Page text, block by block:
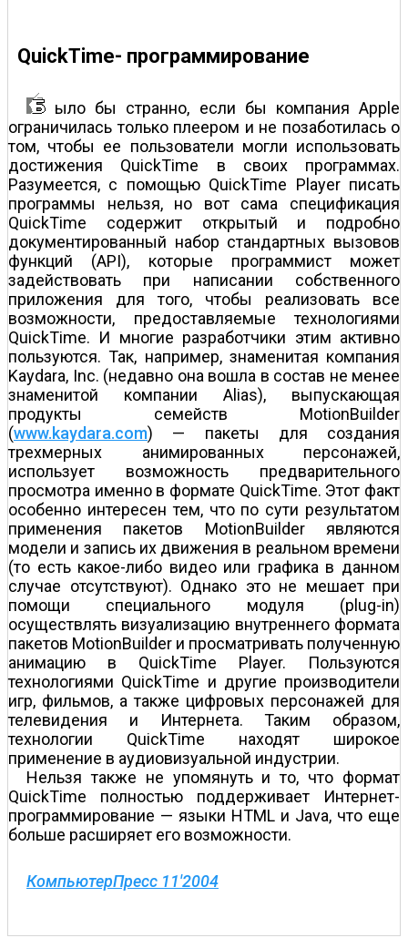
QuickTime- программирование
ыло бы странно, если бы компания Apple
ограничилась только плеером и не позаботилась о
том, чтобы ее пользователи могли использовать
достижения QuickTime в своих программах.
Разумеется, с помощью QuickTime Player писать
программы нельзя, но вот сама спецификация
QuickTime содержит открытый и подробно
документированный набор стандартных вызовов
функций (API), которые программист может
задействовать при написании собственного
приложения для того, чтобы реализовать все
возможности, предоставляемые технологиями
QuickTime. И многие разработчики этим активно
пользуются. Так, например, знаменитая компания
Kaydara, Inc. (недавно она вошла в состав не менее
знаменитой компании Alias), выпускающая
продукты семейств MotionBuilder
(www.kaydara.com) — пакеты для создания
трехмерных анимированных персонажей,
использует возможность предварительного
просмотра именно в формате QuickTime. Этот факт
особенно интересен тем, что по сути результатом
применения пакетов MotionBuilder являются
модели и запись их движения в реальном времени
(то есть какое-либо видео или графика в данном
случае отсутствуют). Однако это не мешает при
помощи специального модуля (plug-in)
осуществлять визуализацию внутреннего формата
пакетов MotionBuilder и просматривать полученную
анимацию в QuickTime Player. Пользуются
технологиями QuickTime и другие производители
игр, фильмов, а также цифровых персонажей для
телевидения и Интернета. Таким образом,
технологии QuickTime находят широкое
применение в аудиовизуальной индустрии.
Нельзя также не упомянуть и то, что формат
QuickTime полностью поддерживает Интернет-
программирование — языки HTML и Java, что еще
больше расширяет его возможности.
КомпьютерПресс 11'2004